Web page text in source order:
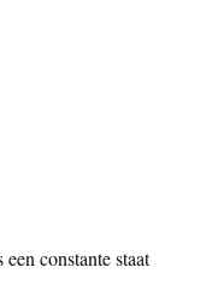
constante staat